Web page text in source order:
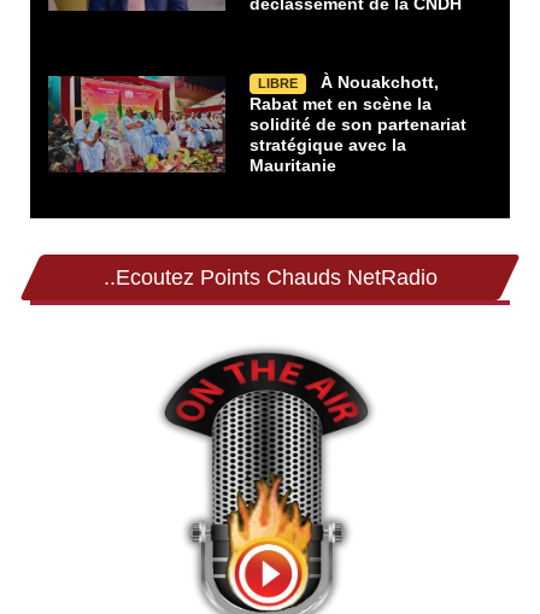
déclassement de la CNDH
LIBRE
À Nouakchott,
Rabat met en scène la
solidité de son partenariat
stratégique avec la
Mauritanie
..Ecoutez Points Chauds NetRadio